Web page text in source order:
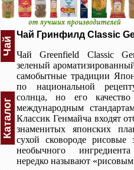
Чай
Каталог
Чай Гринфилд Classic
Чай Greenfield Classic
зеленый
самобытные традиции
по национальной
солнца, но его качество
международным
Классик Генмайча входят
знаменитых японских
сухой сковороде рисовые
необычного
нередко называют